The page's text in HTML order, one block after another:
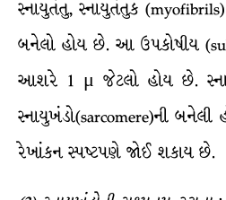
સ્નાયુતંતુ, સ્નાયુતંતુક
બનેલો હોય છે. આ ઉપકોષીય
આશરે 1 μ જેટલો હોય છે.
સ્નાયુખંડો(sarcomere)ની બનેલી
રેખાંકન સ્પષ્ટપણે જોઈ શકાય છે.